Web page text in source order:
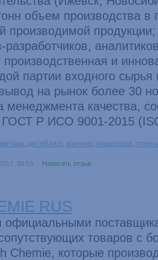
объем производства в
производимой
производственная и
партии входного сырья
на рынок более 30
менеджмента качества,
ГОСТ Р ИСО 9001-2015
, детейлинг, клининг, пищепром,
09:53 Написать отзыв
RUS
товаров с
Chemie, которые